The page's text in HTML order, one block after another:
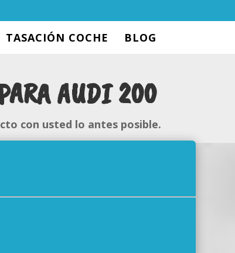
TASACIÓN COCHE BLOG
AUDI 200
con usted lo antes posible.